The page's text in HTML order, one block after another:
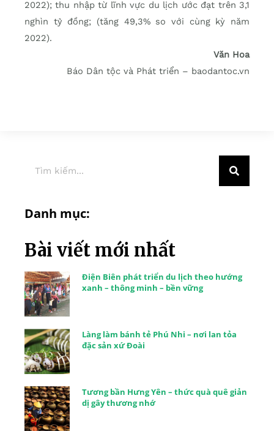
2022); thu nhập từ lĩnh vực du lịch ước đạt trên 3,1
nghìn tỷ đồng; (tăng 49,3% so với cùng kỳ năm
2022).
Văn Hoa
Báo Dân tộc và Phát triển – baodantoc.vn
Danh mục:
Bài viết mới nhất
Điện Biên phát triển du lịch theo hướng
xanh – thông minh – bền vững
Làng làm bánh tẻ Phú Nhi – nơi lan tỏa
đặc sản xứ Đoài
Tương bần Hưng Yên – thức quà quê giản
dị gây thương nhớ